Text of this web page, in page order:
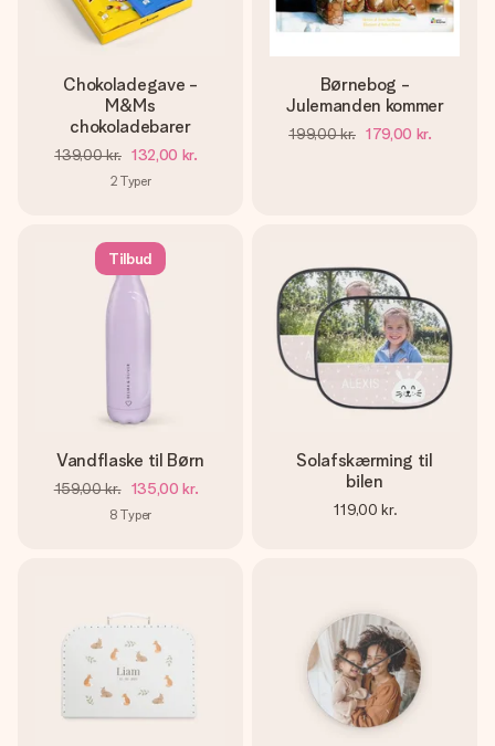
Chokoladegave -
M&Ms
chokoladebarer
139,00 kr. 132,00 kr.
2 Typer
Børnebog -
Julemanden kommer
199,00 kr. 179,00 kr.
Tilbud
Vandflaske til Børn
159,00 kr. 135,00 kr.
8 Typer
Solafskærming til
bilen
119,00 kr.